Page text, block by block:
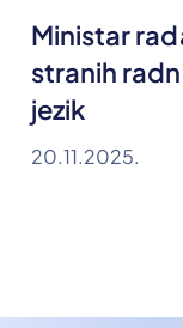
Ministar
stranih
jezik
20.11.2025.